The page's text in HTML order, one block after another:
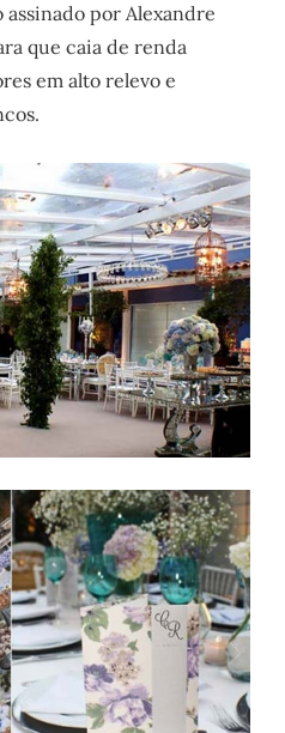
por Alexandre
que caia de renda
em alto relevo e